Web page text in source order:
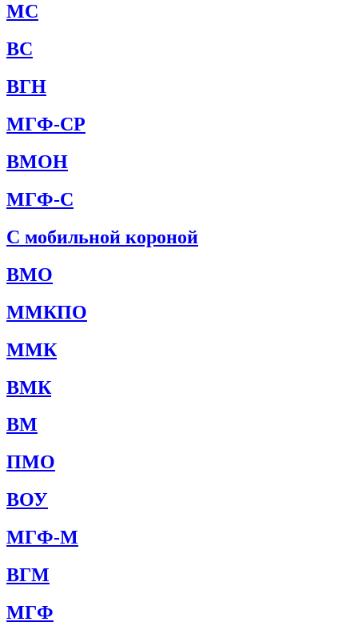
МС
ВС
ВГН
МГФ-СР
ВМОН
МГФ-С
С мобильной короной
ВМО
ММКПО
ММК
ВМК
ВМ
ПМО
ВОУ
МГФ-М
ВГМ
МГФ